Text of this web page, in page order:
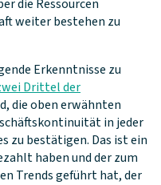
die Ressourcen
weiter bestehen zu
Erkenntnisse zu
Drittel der
die oben erwähnten
in jeder
zu bestätigen. Das ist ein
haben und der zum
Trends geführt hat, der